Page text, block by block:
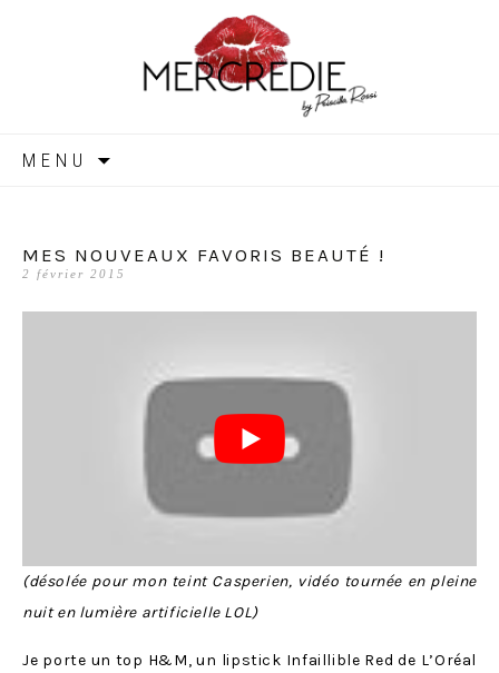
MERCREDIE
MENU
MES NOUVEAUX FAVORIS BEAUTÉ !
2 février 2015
(désolée pour mon teint Casperien, vidéo tournée en pleine
nuit en lumière artificielle LOL)
Je porte un top H&M, un lipstick Infaillible Red de L’Oréal